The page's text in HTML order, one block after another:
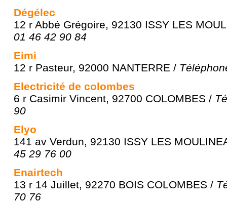
Dégélec
12 r Abbé Grégoire, 92130 ISSY LES
01 46 42 90 84
Eimi
12 r Pasteur, 92000 NANTERRE /
Electricité de colombes
6 r Casimir Vincent, 92700 COLOMBES /
90
Elyo
141 av Verdun, 92130 ISSY LES
45 29 76 00
Enairtech
13 r 14 Juillet, 92270 BOIS COLOMBES /
70 76